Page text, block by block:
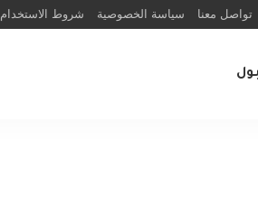
تواصل معنا سياسة الخصوصية شروط الاستخدام